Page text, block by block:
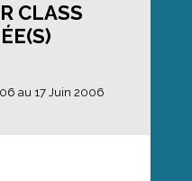
CLASS
au 17 Juin 2006